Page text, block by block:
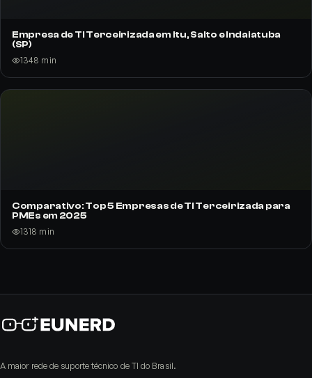
Empresa de TI Terceirizada em Itu, Salto e Indaiatuba
(SP)
1348 min
Comparativo: Top 5 Empresas de TI Terceirizada para
PMEs em 2025
1318 min
A maior rede de suporte técnico de TI do Brasil.